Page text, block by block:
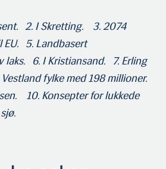
2. I Skretting. 3. 2074
5. Landbasert
laks. 6. I Kristiansand. 7. Erling
fylke med 198 millioner.
10. Konsepter for lukkede